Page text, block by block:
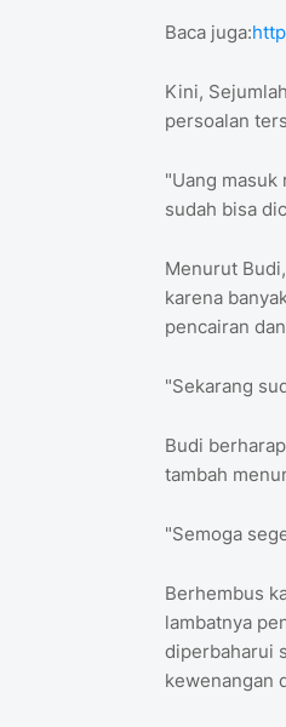
Baca juga:
Kini,
persoalan
"Uang masuk
sudah bisa
Menurut
karena
pencairan
"Sekarang
Budi
tambah
"Semoga
Berhembus
lambatnya
diperbaharui
kewenangan